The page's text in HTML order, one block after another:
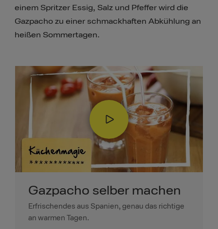
einem Spritzer Essig, Salz und Pfeffer wird die
Gazpacho zu einer schmackhaften Abkühlung an
heißen Sommertagen.
Gazpacho selber machen
Erfrischendes aus Spanien, genau das richtige
an warmen Tagen.